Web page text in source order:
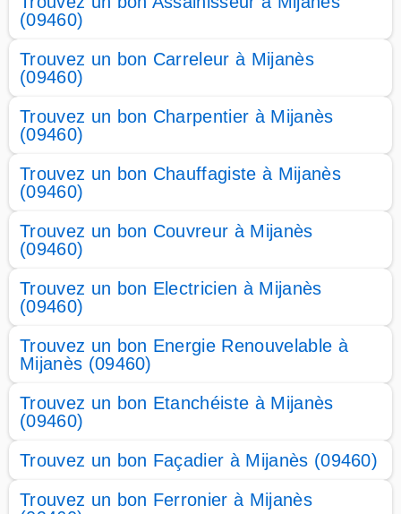
(09460)
Trouvez un bon Carreleur à Mijanès
(09460)
Trouvez un bon Charpentier à Mijanès
(09460)
Trouvez un bon Chauffagiste à Mijanès
(09460)
Trouvez un bon Couvreur à Mijanès
(09460)
Trouvez un bon Electricien à Mijanès
(09460)
Trouvez un bon Energie Renouvelable à
Mijanès (09460)
Trouvez un bon Etanchéiste à Mijanès
(09460)
Trouvez un bon Façadier à Mijanès (09460)
Trouvez un bon Ferronier à Mijanès